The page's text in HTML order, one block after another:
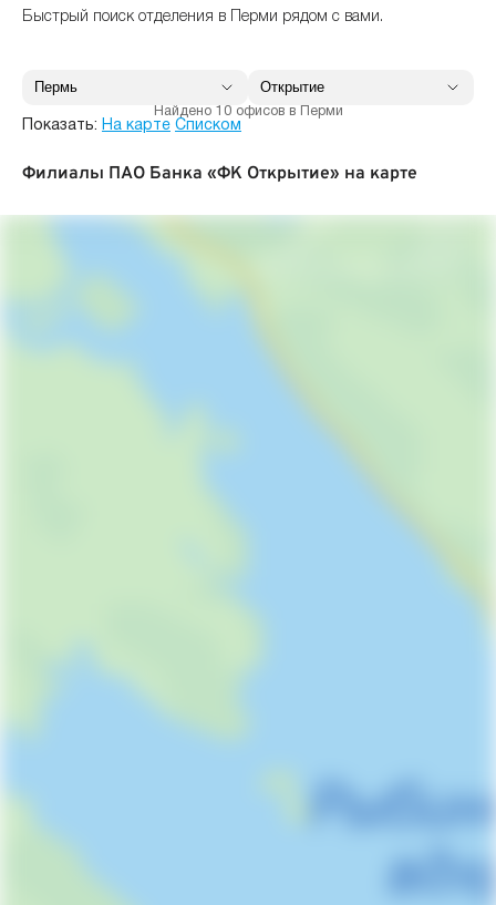
Быстрый поиск отделения в Перми рядом с вами.
Найдено 10 офисов в Перми
Показать: На карте Списком
Филиалы ПАО Банка «ФК Открытие» на карте